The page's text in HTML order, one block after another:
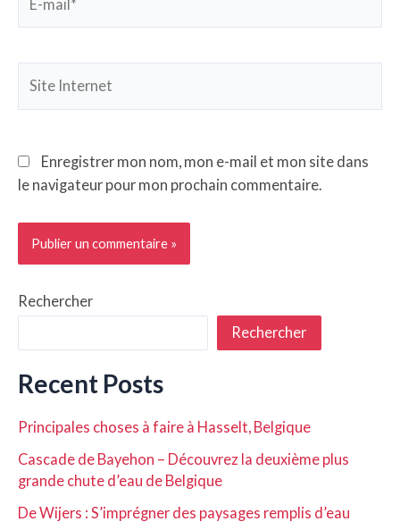
mail*
Internet
Enregistrer mon nom, mon e-mail et mon site dans
le navigateur pour mon prochain commentaire.
Rechercher
Rechercher
Recent Posts
Principales choses à faire à Hasselt, Belgique
Cascade de Bayehon – Découvrez la deuxième plus
grande chute d’eau de Belgique
De Wijers : S’imprégner des paysages remplis d’eau